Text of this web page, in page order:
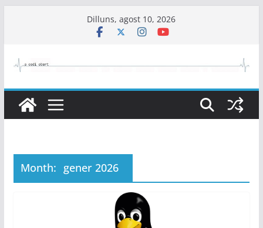
Dilluns, agost 10, 2026
Month: gener 2026